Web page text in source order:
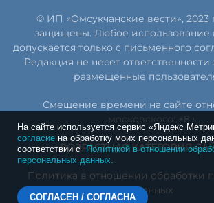
На сайте используется сервис «Яндекс
согласие на обработку моих персональных
соответствии сПолитикой в отношении
персональных данных.
СОГЛАСЕН / СОГЛАСНА
© ИП «Омсукчанские вести», 2023
защищены. Любое использование
допускается только с письменного
Редакция не несет
размещенные
Смещение времени на сайте
московского: +8 ч.
ВОЗРАСТНАЯ КАТЕГОРИЯ
Политика в отношении обработки
данных